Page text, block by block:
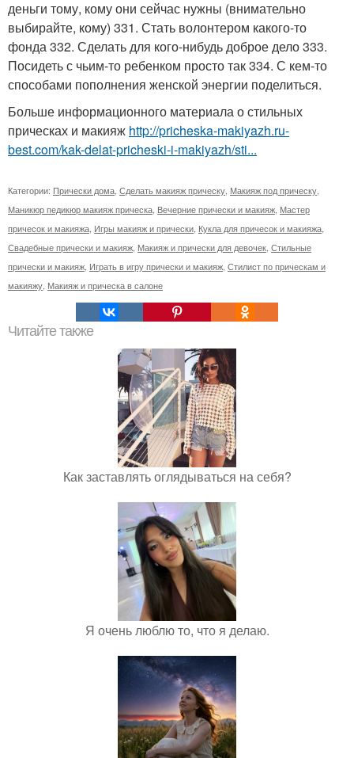
деньги тому, кому они сейчас нужны (внимательно
выбирайте, кому) 331. Стать волонтером какого-то
фонда 332. Сделать для кого-нибудь доброе дело 333.
Посидеть с чьим-то ребенком просто так 334. С кем-то
способами пополнения женской энергии поделиться.
Больше информационного материала о стильных
прическах и макияж http://pricheska-makiyazh.ru-
best.com/kak-delat-pricheski-i-makiyazh/sti...
Категории: Прически дома, Сделать макияж прическу, Макияж под прическу,
Маникюр педикюр макияж прическа, Вечерние прически и макияж, Мастер
причесок и макияжа, Игры макияж и прически, Кукла для причесок и макияжа,
Свадебные прически и макияж, Макияж и прически для девочек, Стильные
прически и макияж, Играть в игру прически и макияж, Стилист по прическам и
макияжу, Макияж и прическа в салоне
Читайте также
Как заставлять оглядываться на себя?
Я очень люблю то, что я делаю.